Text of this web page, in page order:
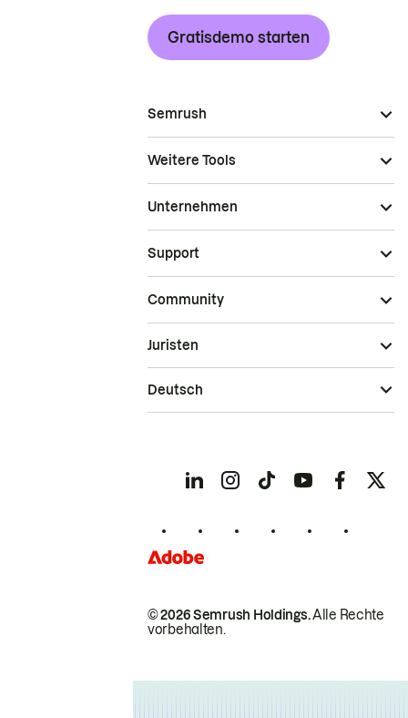
Gratisdemo starten
Semrush
Weitere Tools
Unternehmen
Support
Community
© 2026 Semrush Holdings.Alle Rechte
vorbehalten.
Juristen
Deutsch